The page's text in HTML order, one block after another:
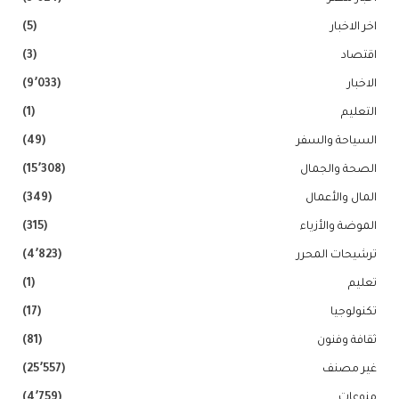
اخر الاخبار (5)
اقتصاد (3)
الاخبار (9٬033)
التعليم (1)
السياحة والسفر (49)
الصحة والجمال (15٬308)
المال والأعمال (349)
الموضة والأزياء (315)
ترشيحات المحرر (4٬823)
تعليم (1)
تكنولوجيا (17)
ثقافة وفنون (81)
غير مصنف (25٬557)